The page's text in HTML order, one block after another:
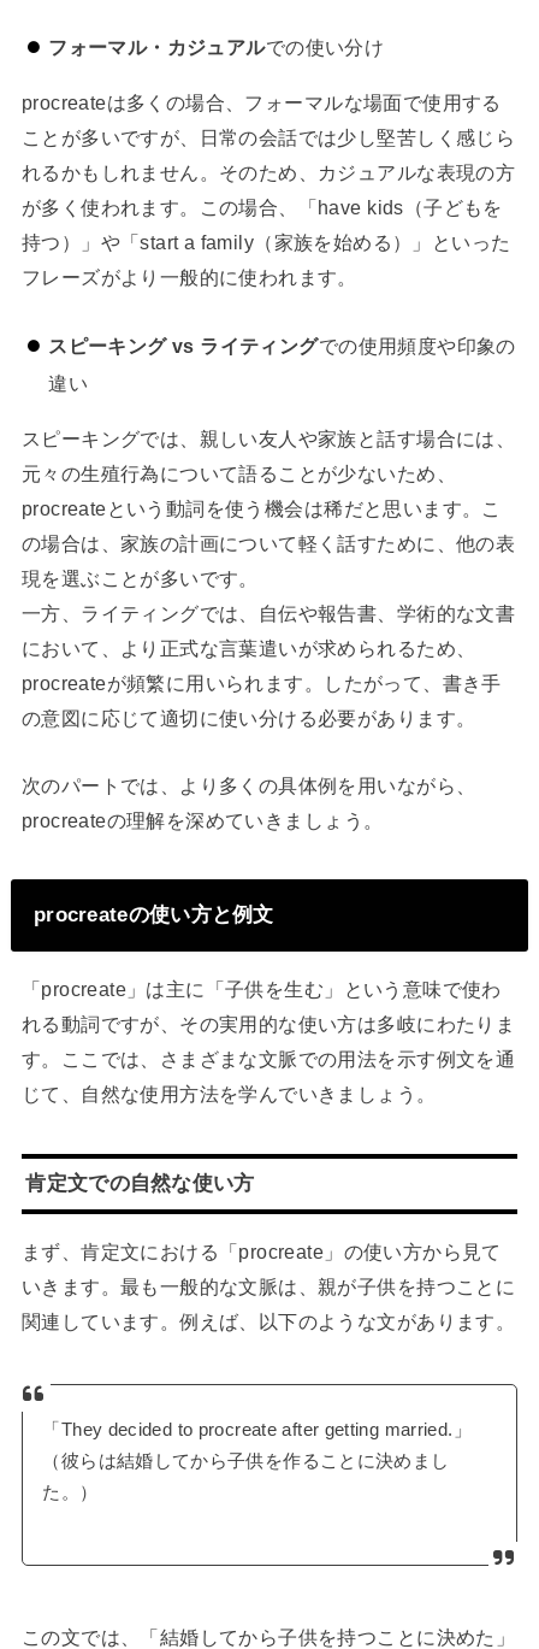
フォーマル・カジュアルでの使い分け
procreateは多くの場合、フォーマルな場面で使用する
ことが多いですが、日常の会話では少し堅苦しく感じら
れるかもしれません。そのため、カジュアルな表現の方
が多く使われます。この場合、「have kids（子どもを
持つ）」や「start a family（家族を始める）」といった
フレーズがより一般的に使われます。
スピーキング vs ライティングでの使用頻度や印象の
違い
スピーキングでは、親しい友人や家族と話す場合には、
元々の生殖行為について語ることが少ないため、
procreateという動詞を使う機会は稀だと思います。こ
の場合は、家族の計画について軽く話すために、他の表
現を選ぶことが多いです。
一方、ライティングでは、自伝や報告書、学術的な文書
において、より正式な言葉遣いが求められるため、
procreateが頻繁に用いられます。したがって、書き手
の意図に応じて適切に使い分ける必要があります。
次のパートでは、より多くの具体例を用いながら、
procreateの理解を深めていきましょう。
procreateの使い方と例文
「procreate」は主に「子供を生む」という意味で使わ
れる動詞ですが、その実用的な使い方は多岐にわたりま
す。ここでは、さまざまな文脈での用法を示す例文を通
じて、自然な使用方法を学んでいきましょう。
肯定文での自然な使い方
まず、肯定文における「procreate」の使い方から見て
いきます。最も一般的な文脈は、親が子供を持つことに
関連しています。例えば、以下のような文があります。
「They decided to procreate after getting married.」
（彼らは結婚してから子供を作ることに決めまし
た。）
この文では、「結婚してから子供を持つことに決めた」